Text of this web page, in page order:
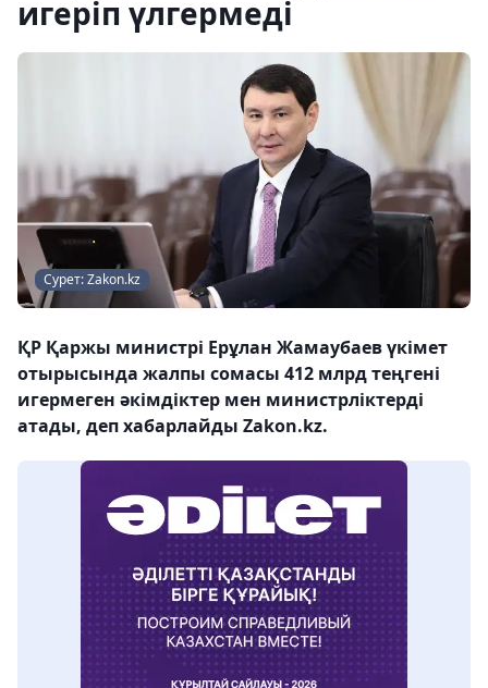
игеріп үлгермеді
Сурет: Zakon.kz
ҚР Қаржы министрі Ерұлан Жамаубаев үкімет
отырысында жалпы сомасы 412 млрд теңгені
игермеген әкімдіктер мен министрліктерді
атады, деп хабарлайды Zakon.kz.